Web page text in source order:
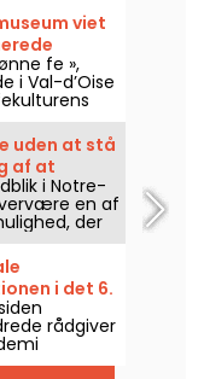
viet
fe »,
i Val-d’Oise
myterne fra
som
det
ved det
videre
åbent for
uden at stå
af at
i Notre-
en af
der
først og
i fejringen
forklarer
i det 6.
rådgiver